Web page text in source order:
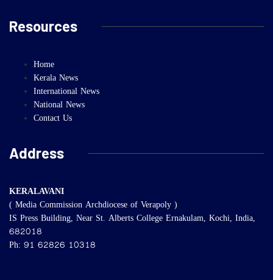
Resources
Home
Kerala News
International News
National News
Contact Us
Address
KERALAVANI
( Media Commission Archdiocese of Verapoly )
IS Press Building, Near St. Alberts College Ernakulam, Kochi, India,
682018
Ph: 91 62826 10318